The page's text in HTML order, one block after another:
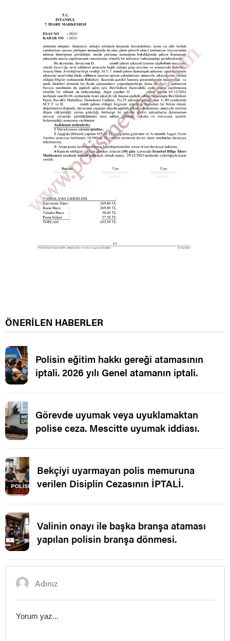
ÖNERİLEN HABERLER
Polisin eğitim hakkı gereği atamasının
iptali. 2026 yılı Genel atamanın iptali.
Görevde uyumak veya uyuklamaktan
polise ceza. Mescitte uyumak iddiası.
Bekçiyi uyarmayan polis memuruna
verilen Disiplin Cezasının İPTALİ.
Valinin onayı ile başka branşa ataması
yapılan polisin branşa dönmesi.